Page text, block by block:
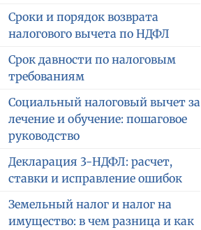
Сроки и порядок возврата
налогового вычета по НДФЛ
Срок давности по налоговым
требованиям
Социальный налоговый вычет за
лечение и обучение: пошаговое
руководство
Декларация 3-НДФЛ: расчет,
ставки и исправление ошибок
Земельный налог и налог на
имущество: в чем разница и как